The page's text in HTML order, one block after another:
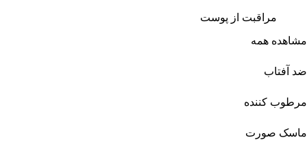
مراقبت از پوست
مشاهده همه
ضد آفتاب
مرطوب کننده
ماسک صورت